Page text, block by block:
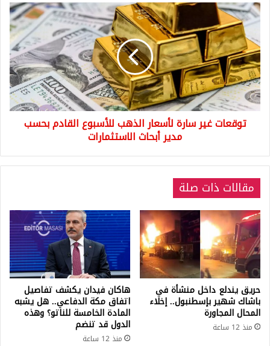
توقعات
غير
سارة
لأسعار
الذهب
للأسبوع
القادم
بحسب
مدير
أبحاث
الاستثمارات
توقعات غير سارة لأسعار الذهب للأسبوع القادم بحسب
مدير أبحاث الاستثمارات
مقالات ذات صلة
حريق يندلع داخل منشأة في
باشاك شهير بإسطنبول.. إخلاء
المحال المجاورة
منذ 12 ساعة
هاكان فيدان يكشف تفاصيل
اتفاق مكة الدفاعي.. هل يشبه
المادة الخامسة للناتو؟ وهذه
الدول قد تنضم
منذ 12 ساعة